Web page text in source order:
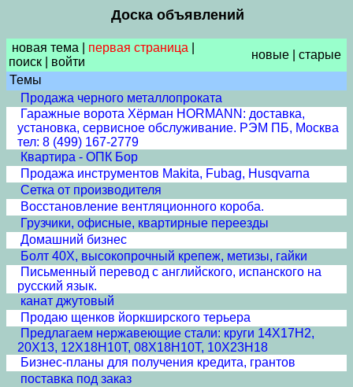
Доска объявлений
новая тема первая страница
поиск
войти
новые
старые
Темы
Продажа черного металлопроката
Гаражные ворота Хёрман HORMANN: доставка,
установка, сервисное обслуживание. РЭМ ПБ, Москва
тел: 8 (499) 167-2779
Квартира - ОПК Бор
Продажа инструментов Makita, Fubag, Husqvarna
Сетка от производителя
Восстановление вентляционного короба.
Грузчики, офисные, квартирные переезды
Домашний бизнес
Болт 40Х, высокопрочный крепеж, метизы, гайки
Письменный перевод с английского, испанского на
русский язык.
канат джутовый
Продаю щенков йоркширского терьера
Предлагаем нержавеющие стали: круги 14Х17Н2,
20Х13, 12Х18Н10Т, 08Х18Н10Т, 10Х23Н18
Бизнес-планы для получения кредита, грантов
поставка под заказ